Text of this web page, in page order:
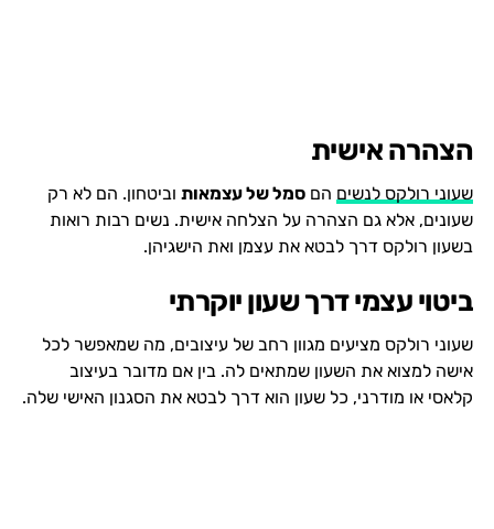
הצהרה אישית
שעוני רולקס לנשים הם סמל של עצמאותוביטחון. הם לא רק
שעונים, אלא גם הצהרה על הצלחה אישית. נשים רבות רואות
בשעון רולקס דרך לבטא את עצמן ואת הישגיהן.
ביטוי עצמי דרך שעון יוקרתי
שעוני רולקס מציעים מגוון רחב של עיצובים, מה שמאפשר לכל
אישה למצוא את השעון שמתאים לה. בין אם מדובר בעיצוב
קלאסי או מודרני, כל שעון הוא דרך לבטא את הסגנון האישי שלה.